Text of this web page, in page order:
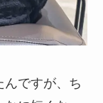
ですが、ち